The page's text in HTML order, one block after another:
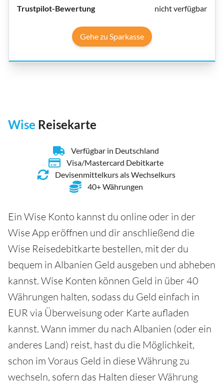
nicht verfügbar
Gehe zu Sparkasse
Wise Reisekarte
Verfügbar in Deutschland
Visa/Mastercard Debitkarte
Devisenmittelkurs als Wechselkurs
40+ Währungen
Ein Wise Konto kannst du online oder in der
Wise App eröffnen und dir anschließend die
Wise Reisedebitkarte bestellen, mit der du
bequem in Albanien Geld ausgeben und abheben
kannst. Wise Konten können Geld in über 40
Währungen halten, sodass du Geld einfach in
EUR via Überweisung oder Karte aufladen
kannst. Wann immer du nach Albanien (oder ein
anderes Land) reist, hast du die Möglichkeit,
schon im Voraus Geld in diese Währung zu
wechseln, sofern das Halten dieser Währung